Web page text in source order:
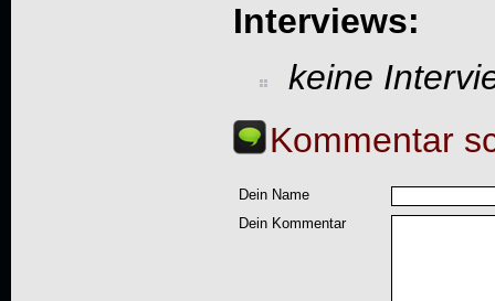
Interviews:
keine
Kommentar
Dein Name
Dein Kommentar